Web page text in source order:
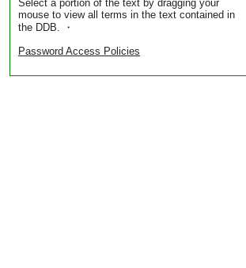
Select a portion of the text by dragging your
mouse to view all terms in the text contained in
the DDB. ・
Password Access Policies